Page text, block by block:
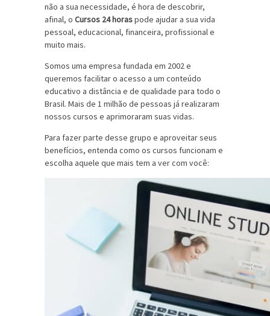
não a sua necessidade, é hora de descobrir,
afinal, o Cursos 24 horaspode ajudar a sua vida
pessoal, educacional, financeira, profissional e
muito mais.
Somos uma empresa fundada em 2002 e
queremos facilitar o acesso a um conteúdo
educativo a distância e de qualidade para todo o
Brasil. Mais de 1 milhão de pessoas já realizaram
nossos cursos e aprimoraram suas vidas.
Para fazer parte desse grupo e aproveitar seus
benefícios, entenda como os cursos funcionam e
escolha aquele que mais tem a ver com você: